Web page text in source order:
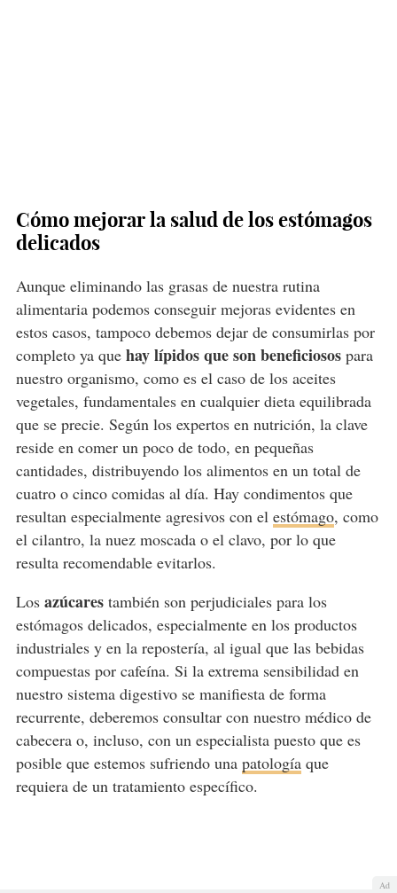
Cómo mejorar la salud de los estómagos
delicados
Aunque eliminando las grasas de nuestra rutina
alimentaria podemos conseguir mejoras evidentes en
estos casos, tampoco debemos dejar de consumirlas por
completo ya que hay lípidos que son beneficiosospara
nuestro organismo, como es el caso de los aceites
vegetales, fundamentales en cualquier dieta equilibrada
que se precie. Según los expertos en nutrición, la clave
reside en comer un poco de todo, en pequeñas
cantidades, distribuyendo los alimentos en un total de
cuatro o cinco comidas al día. Hay condimentos que
resultan especialmente agresivos con el estómago, como
el cilantro, la nuez moscada o el clavo, por lo que
resulta recomendable evitarlos.
Los azúcarestambién son perjudiciales para los
estómagos delicados, especialmente en los productos
industriales y en la repostería, al igual que las bebidas
compuestas por cafeína. Si la extrema sensibilidad en
nuestro sistema digestivo se manifiesta de forma
recurrente, deberemos consultar con nuestro médico de
cabecera o, incluso, con un especialista puesto que es
posible que estemos sufriendo una patologíaque
requiera de un tratamiento específico.
Ad